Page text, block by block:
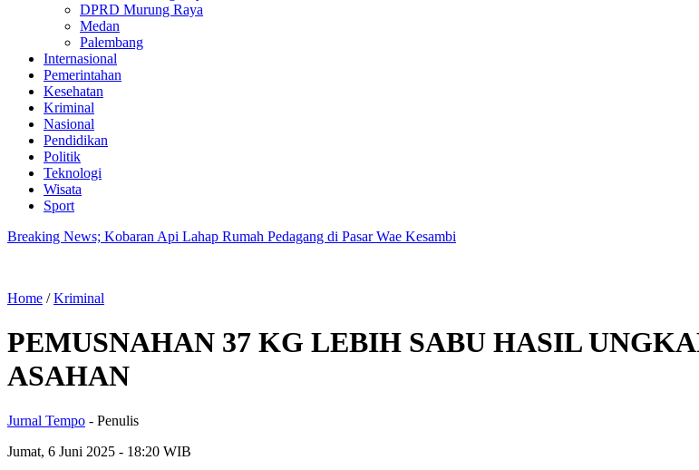
DPRD Murung Raya
Medan
Palembang
Internasional
Pemerintahan
Kesehatan
Kriminal
Nasional
Pendidikan
Politik
Teknologi
Wisata
Sport
Breaking News; Kobaran Api Lahap Rumah Pedagang di Pasar Wae Kesambi
Home /Kriminal
PEMUSNAHAN 37 KG LEBIH SABU HASIL
ASAHAN
Jurnal Tempo - Penulis
Jumat, 6 Juni 2025 - 18:20 WIB